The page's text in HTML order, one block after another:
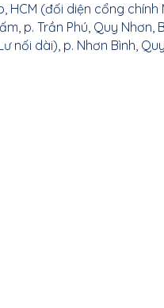
thất Hà Nam
HCM (đối diện cổng
p. Trần Phú, Quy Nhơn,
nối dài), p. Nhơn Bình,